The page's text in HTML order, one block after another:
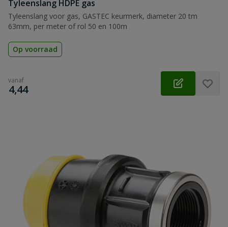
Tyleenslang HDPE gas
Tyleenslang voor gas, GASTEC keurmerk, diameter 20 tm
63mm, per meter of rol 50 en 100m
Op voorraad
vanaf
€
4,44